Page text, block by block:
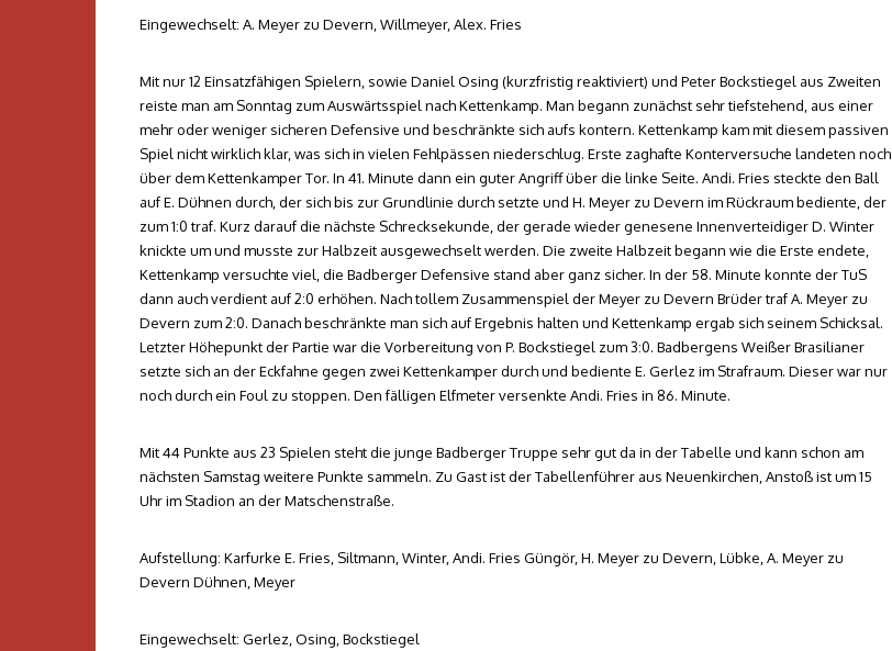
Eingewechselt: A. Meyer zu Devern, Willmeyer, Alex. Fries
Mit nur 12 Einsatzfähigen Spielern, sowie Daniel Osing (kurzfristig reaktiviert) und Peter Bockstiegel aus Zweiten
reiste man am Sonntag zum Auswärtsspiel nach Kettenkamp. Man begann zunächst sehr tiefstehend, aus einer
mehr oder weniger sicheren Defensive und beschränkte sich aufs kontern. Kettenkamp kam mit diesem passiven
Spiel nicht wirklich klar, was sich in vielen Fehlpässen niederschlug. Erste zaghafte Konterversuche landeten noch
über dem Kettenkamper Tor. In 41. Minute dann ein guter Angriff über die linke Seite. Andi. Fries steckte den Ball
auf E. Dühnen durch, der sich bis zur Grundlinie durch setzte und H. Meyer zu Devern im Rückraum bediente, der
zum 1:0 traf. Kurz darauf die nächste Schrecksekunde, der gerade wieder genesene Innenverteidiger D. Winter
knickte um und musste zur Halbzeit ausgewechselt werden. Die zweite Halbzeit begann wie die Erste endete,
Kettenkamp versuchte viel, die Badberger Defensive stand aber ganz sicher. In der 58. Minute konnte der TuS
dann auch verdient auf 2:0 erhöhen. Nach tollem Zusammenspiel der Meyer zu Devern Brüder traf A. Meyer zu
Devern zum 2:0. Danach beschränkte man sich auf Ergebnis halten und Kettenkamp ergab sich seinem Schicksal.
Letzter Höhepunkt der Partie war die Vorbereitung von P. Bockstiegel zum 3:0. Badbergens Weißer Brasilianer
setzte sich an der Eckfahne gegen zwei Kettenkamper durch und bediente E. Gerlez im Strafraum. Dieser war nur
noch durch ein Foul zu stoppen. Den fälligen Elfmeter versenkte Andi. Fries in 86. Minute.
Mit 44 Punkte aus 23 Spielen steht die junge Badberger Truppe sehr gut da in der Tabelle und kann schon am
nächsten Samstag weitere Punkte sammeln. Zu Gast ist der Tabellenführer aus Neuenkirchen, Anstoß ist um 15
Uhr im Stadion an der Matschenstraße.
Aufstellung: Karfurke E. Fries, Siltmann, Winter, Andi. Fries Güngör, H. Meyer zu Devern, Lübke, A. Meyer zu
Devern Dühnen, Meyer
Eingewechselt: Gerlez, Osing, Bockstiegel